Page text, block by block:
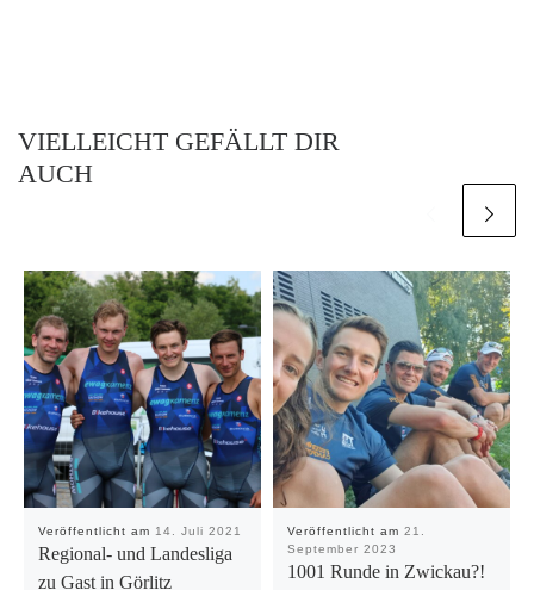
VIELLEICHT GEFÄLLT DIR
AUCH
Veröffentlicht am 14. Juli 2021
Regional- und Landesliga
zu Gast in Görlitz
Veröffentlicht am 21.
September 2023
1001 Runde in Zwickau?!